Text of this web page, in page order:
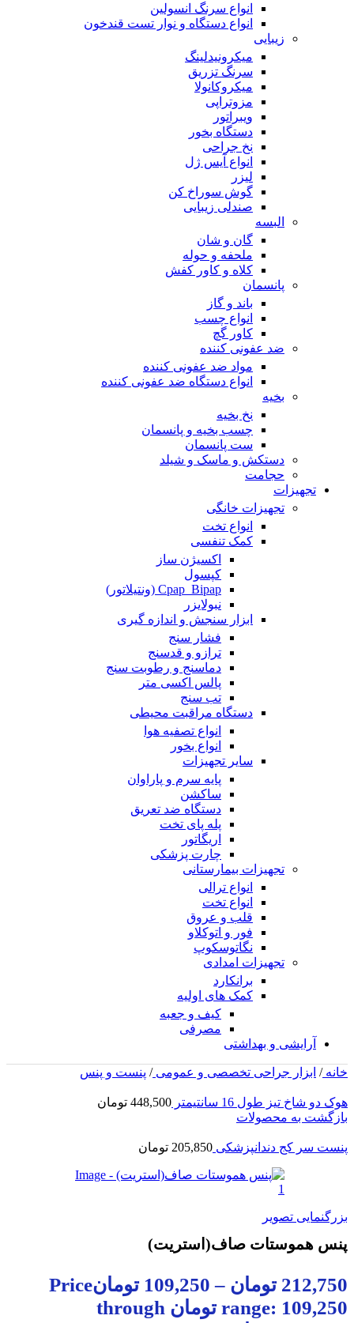
انواع سرنگ انسولین
انواع دستگاه و نوار تست قندخون
زیبایی
میکرونیدلینگ
سرنگ تزریق
میکروکانولا
مزوتراپی
ویبراتور
دستگاه بخور
نخ جراحی
انواع آیس ژل
لیزر
گوش سوراخ کن
صندلی زیبایی
البسه
گان و شان
ملحفه و حوله
کلاه و کاور کفش
پانسمان
باند و گاز
انواع چسب
کاور گچ
ضد عفونی کننده
مواد ضد عفونی کننده
انواع دستگاه ضد عفونی کننده
بخیه
نخ بخیه
چسب بخیه و پانسمان
ست پانسمان
دستکش و ماسک و شیلد
حجامت
تجهیزات
تجهیزات خانگی
انواع تخت
کمک تنفسی
اکسیژن ساز
کپسول
Cpap_Bipap (ونتیلاتور)
نبولایزر
ابزار سنجش و اندازه گیری
فشار سنج
ترازو و قدسنج
دماسنج و رطوبت سنج
پالس اکسی متر
تب سنج
دستگاه مراقبت محیطی
انواع تصفیه هوا
انواع بخور
سایر تجهیزات
پایه سرم و پاراوان
ساکشن
دستگاه ضد تعریق
پله پای تخت
اریگاتور
چارت پزشکی
تجهیزات بیمارستانی
انواع ترالی
انواع تخت
قلب و عروق
فور و اتوکلاو
نگاتوسکوپ
تجهیزات امدادی
برانکارد
کمک های اولیه
کیف و جعبه
مصرفی
آرایشی و بهداشتی
خانه/ ابزار جراحی تخصصی و عمومی/ پنست و پنس
هوک دو شاخ تیز طول 16 سانتیمتر 448,500 تومان
بازگشت به محصولات
پنست سر کج دندانپزشکی 205,850 تومان
بزرگنمایی تصویر
پنس هموستات صاف(استریت)
212,750 تومان –
109,250 تومانPrice
range: 109,250 تومان through